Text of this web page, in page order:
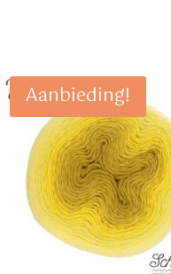
Aanbieding!